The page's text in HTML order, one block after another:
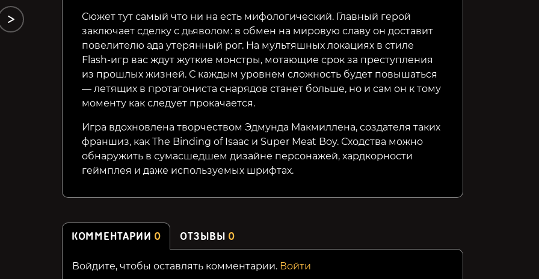
Сюжет тут самый что ни на есть мифологический. Главный герой
заключает сделку с дьяволом: в обмен на мировую славу он доставит
повелителю ада утерянный рог. На мультяшных локациях в стиле
Flash-игр вас ждут жуткие монстры, мотающие срок за преступления
из прошлых жизней. С каждым уровнем сложность будет повышаться
— летящих в протагониста снарядов станет больше, но и сам он к тому
моменту как следует прокачается.
Игра вдохновлена творчеством Эдмунда Макмиллена, создателя таких
франшиз, как The Binding of Isaac и Super Meat Boy. Сходства можно
обнаружить в сумасшедшем дизайне персонажей, хардкорности
геймплея и даже используемых шрифтах.
КОММЕНТАРИИ 0 ОТЗЫВЫ 0
Войдите, чтобы оставлять комментарии. Войти